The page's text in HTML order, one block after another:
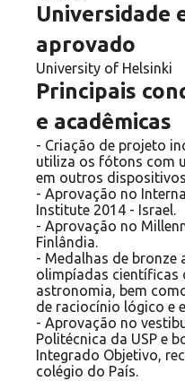
Universidade
aprovado
University of Helsinki
Principais
e acadêmicas
- Criação de projeto
utiliza os fótons com
em outros
- Aprovação no
Institute 2014 - Israel.
- Aprovação no
Finlândia.
- Medalhas de bronze
olimpíadas científicas
astronomia, bem
de raciocínio lógico e
- Aprovação no
Politécnica da USP e
Integrado Objetivo,
colégio do País.